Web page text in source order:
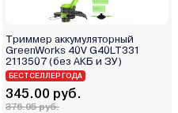
Триммер аккумуляторный
GreenWorks 40V G40LT331
2113507 (без АКБ и ЗУ)
БЕСТСЕЛЛЕР ГОДА
345.00 руб.
376.05 руб.